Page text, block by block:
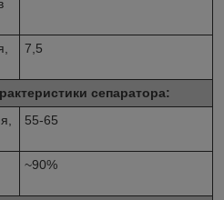
7,5
сепаратора:
55-65
~90%